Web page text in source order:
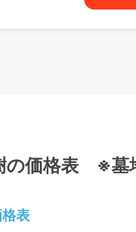
価格表 ※墓
表